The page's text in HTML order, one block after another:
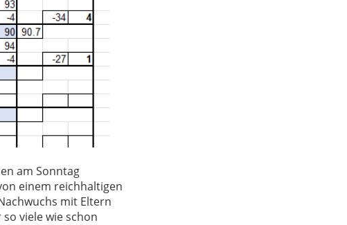
am Sonntag
einem reichhaltigen
mit Eltern
viele wie schon